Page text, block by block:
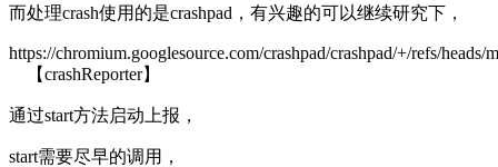
而处理crash使用的是crashpad，有兴趣的可以继续研究下，
https://chromium.googlesource.com/crashpad/crashpad/+/refs/
【crashReporter】
通过start方法启动上报，
start需要尽早的调用，